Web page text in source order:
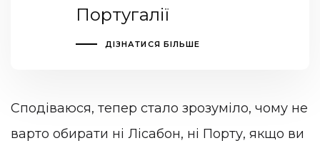
Португалії
ДІЗНАТИСЯ БІЛЬШЕ
Сподіваюся, тепер стало зрозуміло, чому не
варто обирати ні Лісабон, ні Порту, якщо ви